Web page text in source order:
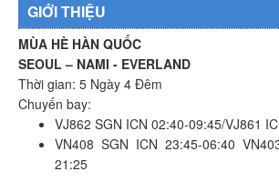
GIỚI THIỆU
MÙA HÈ HÀN QUỐC
SEOUL – NAMI - EVERLAND
Thời gian: 5 Ngày 4 Đêm
Chuyến bay:
VJ862 SGN ICN 02:40-09:45/VJ861
VN408 SGN ICN 23:45-06:40
21:25